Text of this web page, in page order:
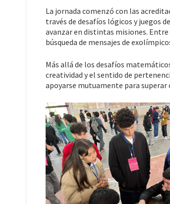
La jornada comenzó con las
través de desafíos lógicos y juegos
avanzar en distintas misiones.
búsqueda de mensajes de
Más allá de los desafíos
creatividad y el sentido de
apoyarse mutuamente para superar